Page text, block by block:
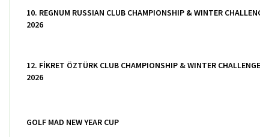
10. REGNUM RUSSIAN CLUB CHAMPIONSHIP & WINTER CHALLENGE
2026
12. FİKRET ÖZTÜRK CLUB CHAMPIONSHIP & WINTER CHALLENGE
2026
GOLF MAD NEW YEAR CUP